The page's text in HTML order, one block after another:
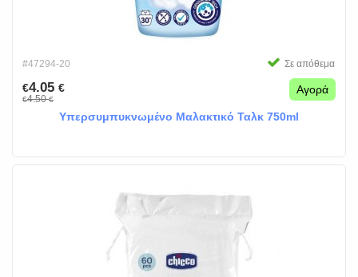
#47294-20 Σε απόθεμα
€4.05 €
€4.50€
Αγορά
Υπερσυμπυκνωμένο Μαλακτικό Ταλκ 750ml